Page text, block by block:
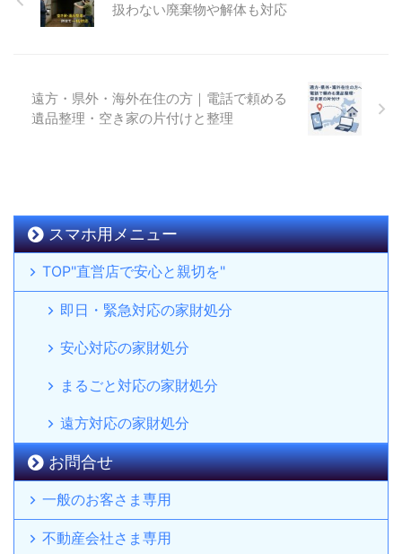
扱わない廃棄物や解体も対応
遠方・県外・海外在住の方｜電話で頼める
遺品整理・空き家の片付けと整理
スマホ用メニュー
TOP"直営店で安心と親切を"
即日・緊急対応の家財処分
安心対応の家財処分
まるごと対応の家財処分
遠方対応の家財処分
お問合せ
一般のお客さま専用
不動産会社さま専用